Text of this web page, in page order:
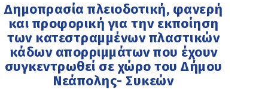
Δημοπρασία πλειοδοτική, φανερή
και προφορική για την εκποίηση
των κατεστραμμένων πλαστικών
κάδων απορριμμάτων που έχουν
συγκεντρωθεί σε χώρο του Δήμου
Νεάπολης- Συκεών